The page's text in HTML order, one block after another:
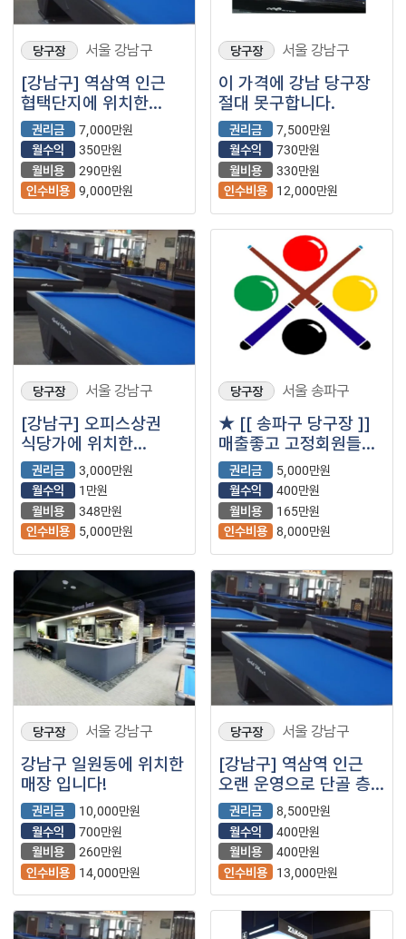
당구장 서울 강남구
[강남구] 역삼역 인근
협택단지에 위치한
당구장입니다.
권리금
7,000만원
월수익
350만원
월비용
290만원
인수비용 9,000만원
당구장 서울 강남구
이 가격에 강남 당구장
절대 못구합니다.
권리금
7,500만원
월수익
730만원
월비용
330만원
인수비용
12,000만원
당구장 서울 강남구
[강남구] 오피스상권
식당가에 위치한
당구장입니다.
권리금
3,000만원
월수익
1만원
월비용
348만원
인수비용
5,000만원
당구장 서울 송파구
★ [[ 송파구 당구장 ]]
매출좋고 고정회원들이
있어서 매출걱정없는
당구장 !
권리금
5,000만원
월수익
400만원
월비용
165만원
인수비용 8,000만원
당구장 서울 강남구
강남구 일원동에 위치한
매장 입니다!
권리금
10,000만원
월수익
700만원
월비용
260만원
인수비용
14,000만원
당구장 서울 강남구
[강남구] 역삼역 인근
오랜 운영으로 단골 층
두꺼운 당구장입니다.
권리금
8,500만원
월수익
400만원
월비용
400만원
인수비용
13,000만원